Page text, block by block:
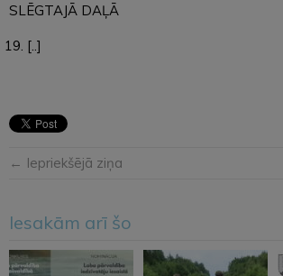
SLĒGTAJĀ DAĻĀ
[..]
← Iepriekšējā ziņa
Iesakām arī šo